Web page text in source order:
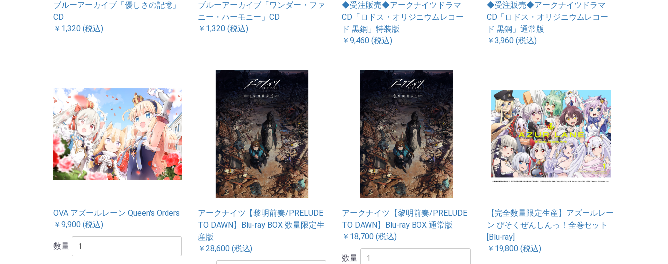
ブルーアーカイブ「優しさの記憶」
CD
￥1,320 (税込)
ブルーアーカイブ「ワンダー・ファ
ニー・ハーモニー」CD
￥1,320 (税込)
◆受注販売◆アークナイツドラマ
CD「ロドス・オリジニウムレコー
ド 黒鋼」特装版
￥9,460 (税込)
◆受注販売◆アークナイツドラマ
CD「ロドス・オリジニウムレコー
ド 黒鋼」通常版
￥3,960 (税込)
OVA アズールレーン Queen's Orders
￥9,900 (税込)
数量
アークナイツ【黎明前奏/PRELUDE
TO DAWN】Blu-ray BOX 数量限定生
産版
￥28,600 (税込)
アークナイツ【黎明前奏/PRELUDE
TO DAWN】Blu-ray BOX 通常版
￥18,700 (税込)
数量
【完全数量限定生産】アズールレー
ン びそくぜんしんっ！全巻セット
[Blu-ray]
￥19,800 (税込)